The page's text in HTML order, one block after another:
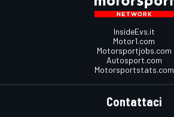
InsideEvs.it
Motor1.com
Motorsportjobs.com
Autosport.com
Motorsportstats.com
Contattaci